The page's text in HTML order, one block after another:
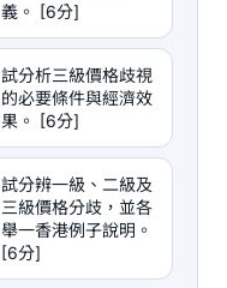
義。 [6分]
試分析三級價格歧視
的必要條件與經濟效
果。 [6分]
試分辨一級、二級及
三級價格分歧，並各
舉一香港例子說明。
[6分]